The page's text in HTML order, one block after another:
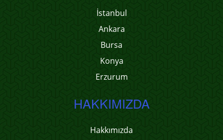
İstanbul
Ankara
Bursa
Konya
Erzurum
HAKKIMIZDA
Hakkımızda